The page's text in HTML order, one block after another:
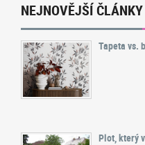
NEJNOVĚJŠÍ ČLÁNKY
Tapeta vs.
Plot, který